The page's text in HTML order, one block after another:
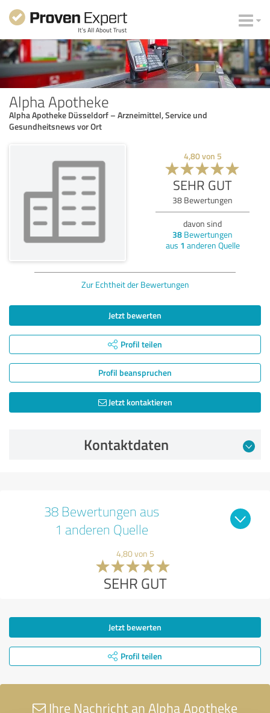
Alpha Apotheke
Alpha Apotheke Düsseldorf – Arzneimittel, Service und
Gesundheitsnews vor Ort
4,80von 5
SEHR GUT
38 Bewertungen
davon sind
38 Bewertungen
aus 1 anderen Quelle
Zur Echtheit der Bewertungen
Jetzt bewerten
Profil teilen
Profil beanspruchen
Jetzt kontaktieren
Kontaktdaten
38 Bewertungen aus
1 anderen Quelle
4,80 von 5
SEHR GUT
Jetzt bewerten
Profil teilen
Ihre Nachricht an Alpha Apotheke